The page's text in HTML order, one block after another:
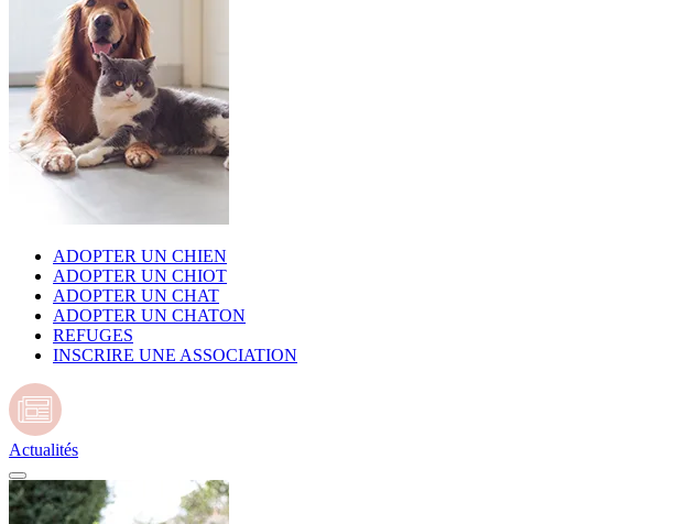
ADOPTER UN CHIEN
ADOPTER UN CHIOT
ADOPTER UN CHAT
ADOPTER UN CHATON
REFUGES
INSCRIRE UNE ASSOCIATION
Actualités